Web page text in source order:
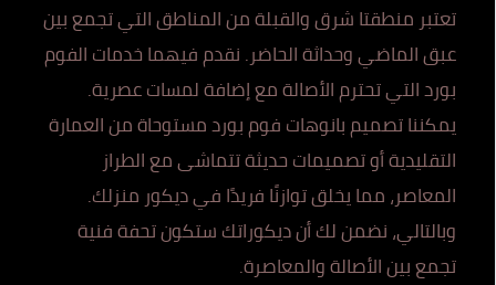
تعتبر منطقتا شرق والقبلة من المناطق التي تجمع بين
عبق الماضي وحداثة الحاضر. نقدم فيهما خدمات الفوم
بورد التي تحترم الأصالة مع إضافة لمسات عصرية.
يمكننا تصميم بانوهات فوم بورد مستوحاة من العمارة
التقليدية أو تصميمات حديثة تتماشى مع الطراز
المعاصر، مما يخلق توازنًا فريدًا في ديكور منزلك.
وبالتالي، نضمن لك أن ديكوراتك ستكون تحفة فنية
تجمع بين الأصالة والمعاصرة.